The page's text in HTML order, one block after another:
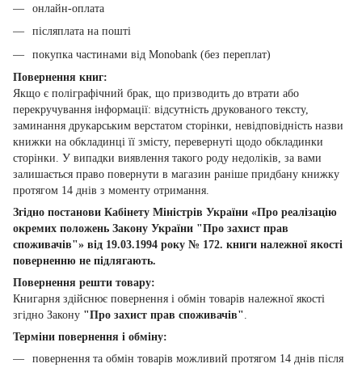
онлайн-оплата
післяплата на пошті
покупка частинами від Monobank (без переплат)
Повернення книг:
Якщо є поліграфічний брак, що призводить до втрати або
перекручування інформації: відсутність друкованого тексту,
заминання друкарським верстатом сторінки, невідповідність назви
книжки на обкладинці її змісту, перевернуті щодо обкладинки
сторінки. У випадки виявлення такого роду недоліків, за вами
залишається право повернути в магазин раніше придбану книжку
протягом 14 днів з моменту отримання.
Згідно постанови Кабінету Міністрів України «Про реалізацію
окремих положень Закону України "Про захист прав
споживачів"» від 19.03.1994 року № 172. книги належної якості
поверненню не підлягають.
Повернення решти товару:
Книгарня здійснює повернення і обмін товарів належної якості
згідно Закону "Про захист прав споживачів".
Терміни повернення і обміну:
повернення та обмін товарів можливий протягом 14 днів після